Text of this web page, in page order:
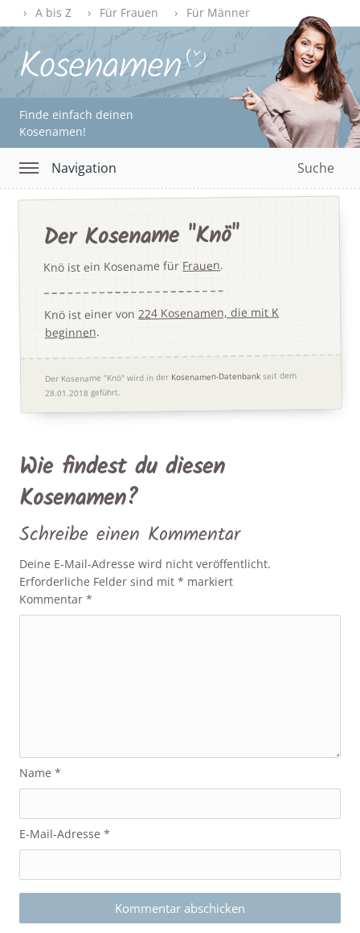
A bis Z Für Frauen Für Männer
Finde einfach deinen
Kosenamen!
Navigation Suche
Der Kosename "Knö"
Knö ist ein Kosename für Frauen.
Knö ist einer von224 Kosenamen, die mit K
beginnen.
Der Kosename "Knö" wird in der Kosenamen-Datenbank seit dem
28.01.2018 geführt.
Wie findest du diesen
Kosenamen?
Schreibe einen Kommentar
Deine E-Mail-Adresse wird nicht veröffentlicht.
Erforderliche Felder sind mit* markiert
Kommentar*
Name*
E-Mail-Adresse*